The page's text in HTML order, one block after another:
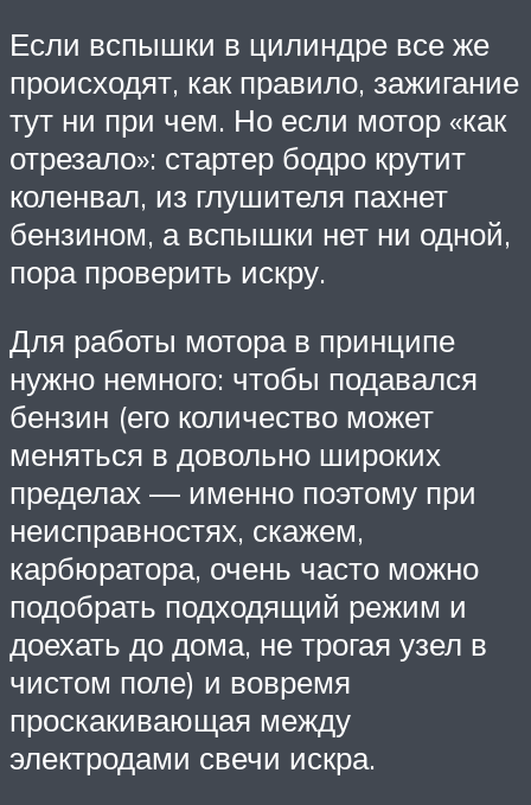
Если вспышки в цилиндре все же
происходят, как правило, зажигание
тут ни при чем. Но если мотор «как
отрезало»: стартер бодро крутит
коленвал, из глушителя пахнет
бензином, а вспышки нет ни одной,
пора проверить искру.
Для работы мотора в принципе
нужно немного: чтобы подавался
бензин (его количество может
меняться в довольно широких
пределах — именно поэтому при
неисправностях, скажем,
карбюратора, очень часто можно
подобрать подходящий режим и
доехать до дома, не трогая узел в
чистом поле) и вовремя
проскакивающая между
электродами свечи искра.